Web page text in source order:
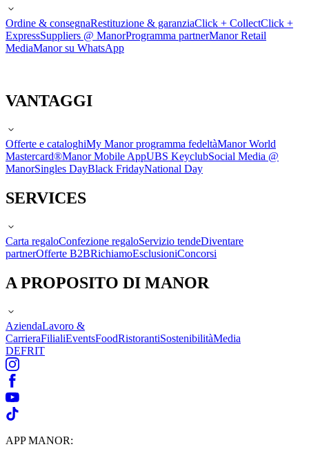
Ordine & consegnaRestituzione & garanziaClick + CollectClick +
ExpressSuppliers @ ManorProgramma partnerManor Retail
MediaManor su WhatsApp
VANTAGGI
Offerte e cataloghiMy Manor programma fedeltàManor World
Mastercard®Manor Mobile AppUBS KeyclubSocial Media @
ManorSingles DayBlack FridayNational Day
SERVICES
Carta regaloConfezione regaloServizio tendeDiventare
partnerOfferte B2BRichiamoEsclusioniConcorsi
A PROPOSITO DI MANOR
AziendaLavoro &
CarrieraFilialiEventsFoodRistorantiSostenibilitàMedia
DEFRIT
APP MANOR: